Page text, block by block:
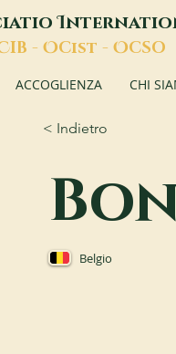
I
IB - OCist - OCSO
ACCOGLIENZA CHI
< Indietro
Belgio